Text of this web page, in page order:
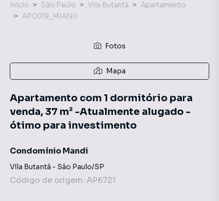
Início São Paulo Vila Butantã
Apartamento
AP0019_MIANII
Fotos
Mapa
Apartamento com 1 dormitório para
venda, 37 m² -Atualmente alugado -
ótimo para investimento
Condomínio Mandi
Vila Butantã - São Paulo/SP
Código de origem: AP6721